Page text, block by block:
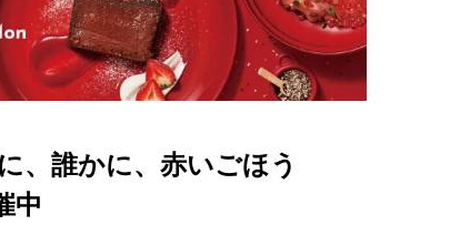
、誰かに、赤いごほう
中